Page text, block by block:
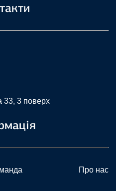
33, 3 поверх
Про нас